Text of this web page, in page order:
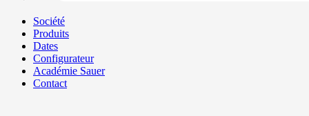
Société
Produits
Dates
Configurateur
Académie Sauer
Contact